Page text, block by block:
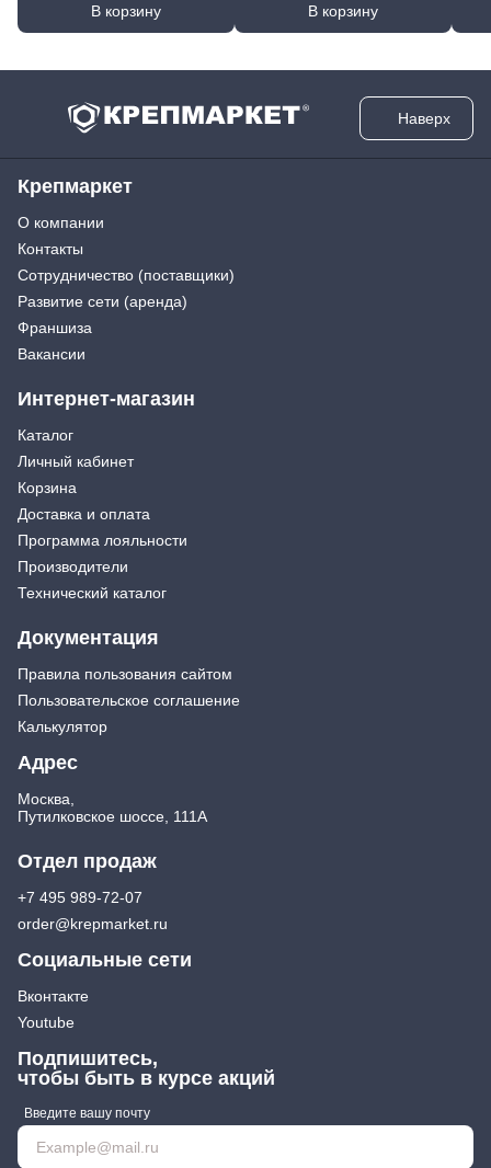
В корзину В корзину
Наверх
Крепмаркет
О компании
Контакты
Сотрудничество (поставщики)
Развитие сети (аренда)
Франшиза
Вакансии
Интернет-магазин
Каталог
Личный кабинет
Корзина
Доставка и оплата
Программа лояльности
Производители
Технический каталог
Документация
Правила пользования сайтом
Пользовательское соглашение
Калькулятор
Адрес
Москва,
Путилковское шоссе, 111А
Отдел продаж
+7 495 989-72-07
order@krepmarket.ru
Социальные сети
Вконтакте
Youtube
Подпишитесь,
чтобы быть в курсе акций
Введите вашу почту